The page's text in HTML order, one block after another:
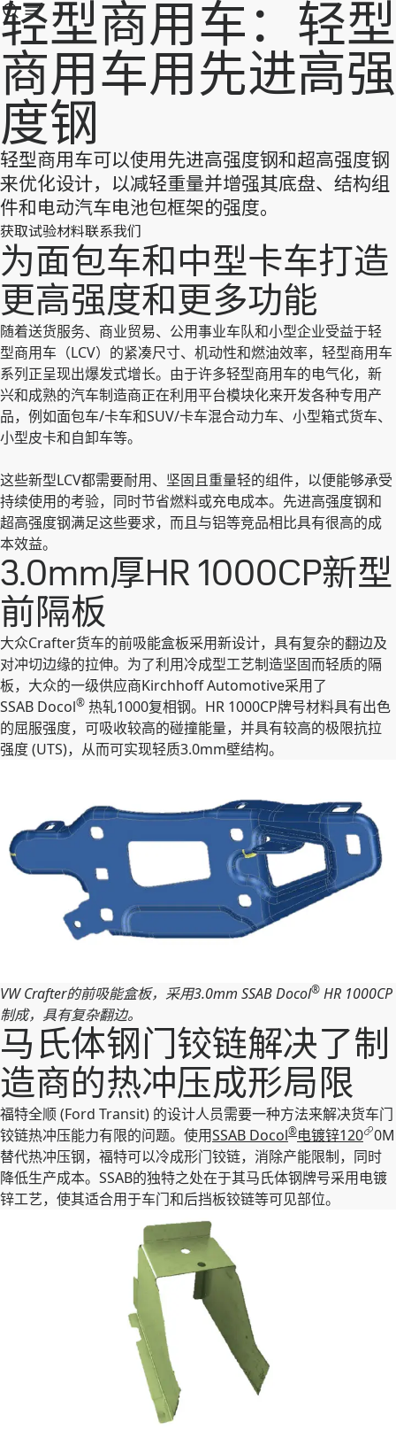
轻型商用车：轻型
商用车用先进高强
度钢
轻型商用车可以使用先进高强度钢和超高强度钢
来优化设计，以减轻重量并增强其底盘、结构组
件和电动汽车电池包框架的强度。
获取试验材料联系我们
为面包车和中型卡车打造
更高强度和更多功能
随着送货服务、商业贸易、公用事业车队和小型企业受益于轻
型商用车（LCV）的紧凑尺寸、机动性和燃油效率，轻型商用车
系列正呈现出爆发式增长。由于许多轻型商用车的电气化，新
兴和成熟的汽车制造商正在利用平台模块化来开发各种专用产
品，例如面包车/卡车和SUV/卡车混合动力车、小型箱式货车、
小型皮卡和自卸车等。
这些新型LCV都需要耐用、坚固且重量轻的组件，以便能够承受
持续使用的考验，同时节省燃料或充电成本。先进高强度钢和
超高强度钢满足这些要求，而且与铝等竞品相比具有很高的成
本效益。
3.0mm厚HR 1000CP新型
前隔板
大众Crafter货车的前吸能盒板采用新设计，具有复杂的翻边及
对冲切边缘的拉伸。为了利用冷成型工艺制造坚固而轻质的隔
板，大众的一级供应商Kirchhoff Automotive采用了
SSAB Docol® 热轧1000复相钢。HR 1000CP牌号材料具有出色
的屈服强度，可吸收较高的碰撞能量，并具有较高的极限抗拉
强度 (UTS)，从而可实现轻质3.0mm壁结构。
VW Crafter的前吸能盒板，采用3.0mm SSAB Docol® HR 1000CP
制成，具有复杂翻边。
马氏体钢门铰链解决了制
造商的热冲压成形局限
福特全顺 (Ford Transit) 的设计人员需要一种方法来解决货车门
铰链热冲压能力有限的问题。使用SSAB Docol®电镀锌120 0M
替代热冲压钢，福特可以冷成形门铰链，消除产能限制，同时
降低生产成本。SSAB的独特之处在于其马氏体钢牌号采用电镀
锌工艺，使其适合用于车门和后挡板铰链等可见部位。